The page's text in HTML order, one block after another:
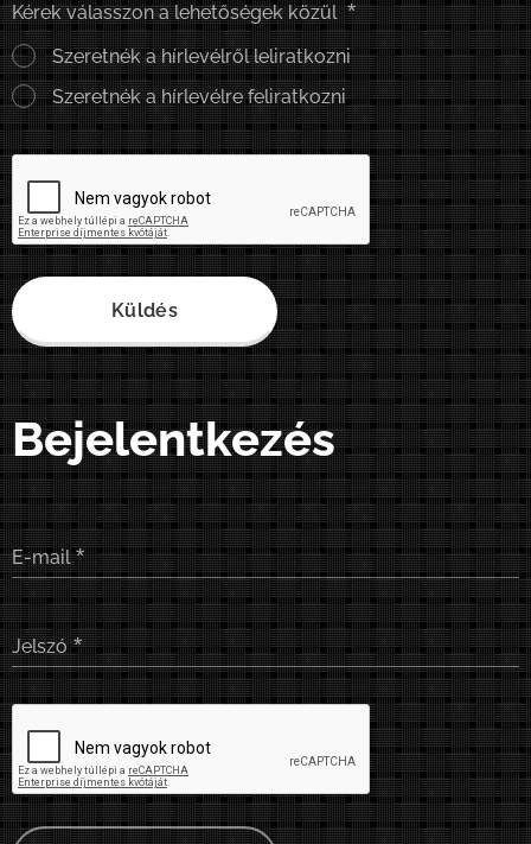
Kérek válasszon a lehetőségek közül
Szeretnék a hírlevélről leliratkozni
Szeretnék a hírlevélre feliratkozni
Küldés
Bejelentkezés
E-mail
Jelszó